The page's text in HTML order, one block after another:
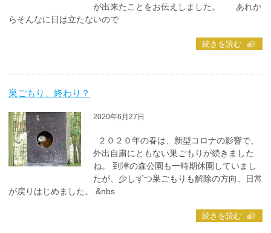
が出来たことをお伝えしました。 あれか
らそんなに日は立たないので
続きを読む
巣ごもり、終わり？
2020年6月27日
２０２０年の春は、新型コロナの影響で、
外出自粛にともない巣ごもりが続きました
ね。 到津の森公園も一時期休園していまし
たが、少しずつ巣ごもりも解除の方向、日常
が戻りはじめました。 &nbs
続きを読む